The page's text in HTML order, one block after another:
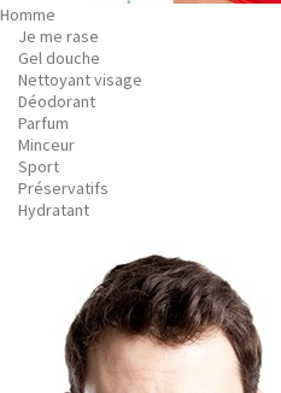
Homme
Je me rase
Gel douche
Nettoyant visage
Déodorant
Parfum
Minceur
Sport
Préservatifs
Hydratant